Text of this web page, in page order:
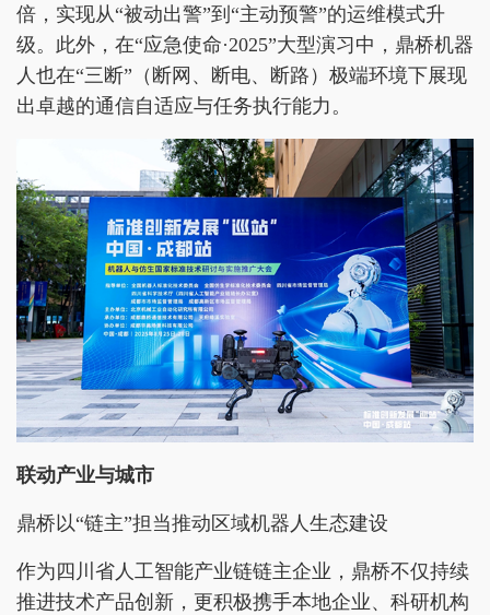
倍，实现从“被动出警”到“主动预警”的运维模式升
级。此外，在“应急使命·2025”大型演习中，鼎桥机器
人也在“三断”（断网、断电、断路）极端环境下展现
出卓越的通信自适应与任务执行能力。
联动产业与城市
鼎桥以“链主”担当推动区域机器人生态建设
作为四川省人工智能产业链链主企业，鼎桥不仅持续
推进技术产品创新，更积极携手本地企业、科研机构